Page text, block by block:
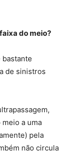
do meio?
bastante
de sinistros
a uma
pela
não circula